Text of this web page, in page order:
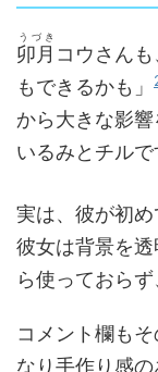
卯月
うづき
コウさんも
もできるかも」
から大きな影
いるみとチルで
実は、彼が初め
彼女は背景を
ら使っておら
コメント欄も
なり手作り感の